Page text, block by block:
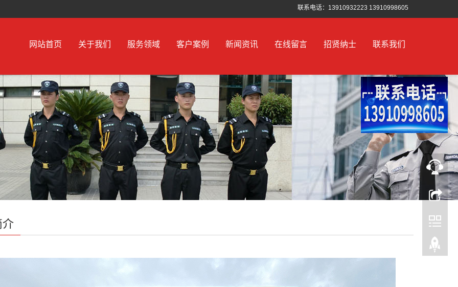
联系电话：13910932223 13910998605
网站首页 关于我们 服务领域 客户案例 新闻资讯 在线留言 招贤纳士 联系我们
介